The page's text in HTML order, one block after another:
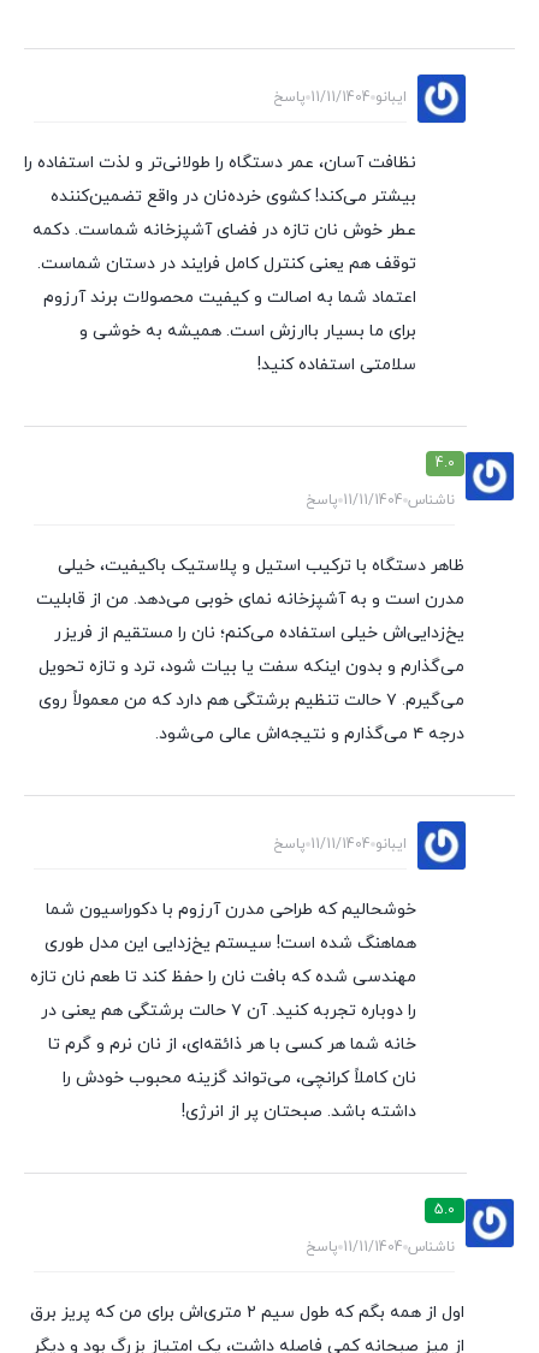
ایبانو 11/11/1404 پاسخ
نظافت آسان، عمر دستگاه را طولانی‌تر و لذت استفاده را
بیشتر می‌کند! کشوی خرده‌نان در واقع تضمین‌کننده
عطر خوش نان تازه در فضای آشپزخانه شماست. دکمه
توقف هم یعنی کنترل کامل فرایند در دستان شماست.
اعتماد شما به اصالت و کیفیت محصولات برند آرزوم
برای ما بسیار باارزش است. همیشه به خوشی و
سلامتی استفاده کنید!
4.0
ناشناس 11/11/1404 پاسخ
ظاهر دستگاه با ترکیب استیل و پلاستیک باکیفیت، خیلی
مدرن است و به آشپزخانه نمای خوبی می‌دهد. من از قابلیت
یخ‌زدایی‌اش خیلی استفاده می‌کنم؛ نان را مستقیم از فریزر
می‌گذارم و بدون اینکه سفت یا بیات شود، ترد و تازه تحویل
می‌گیرم. ۷ حالت تنظیم برشتگی هم دارد که من معمولاً روی
درجه ۴ می‌گذارم و نتیجه‌اش عالی می‌شود.
ایبانو 11/11/1404 پاسخ
خوشحالیم که طراحی مدرن آرزوم با دکوراسیون شما
هماهنگ شده است! سیستم یخ‌زدایی این مدل طوری
مهندسی شده که بافت نان را حفظ کند تا طعم نان تازه
را دوباره تجربه کنید. آن ۷ حالت برشتگی هم یعنی در
خانه شما هر کسی با هر ذائقه‌ای، از نان نرم و گرم تا
نان کاملاً کرانچی، می‌تواند گزینه محبوب خودش را
داشته باشد. صبحتان پر از انرژی!
5.0
ناشناس 11/11/1404 پاسخ
اول از همه بگم که طول سیم ۲ متری‌اش برای من که پریز برق
از میز صبحانه کمی فاصله داشت، یک امتیاز بزرگ بود و دیگر